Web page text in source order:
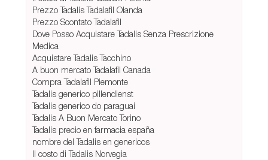
Prezzo Tadalis Tadalafil Olanda
Prezzo Scontato Tadalafil
Dove Posso Acquistare Tadalis Senza Prescrizione
Medica
Acquistare Tadalis Tacchino
A buon mercato Tadalafil Canada
Compra Tadalafil Piemonte
Tadalis generico pillendienst
Tadalis generico do paraguai
Tadalis A Buon Mercato Torino
Tadalis precio en farmacia españa
nombre del Tadalis en genericos
Il costo di Tadalis Norvegia